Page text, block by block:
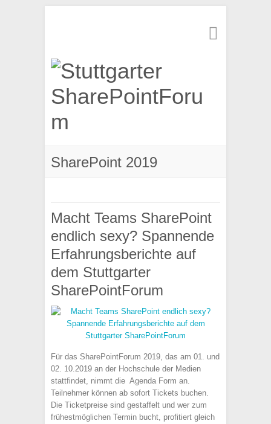
Suchen
SharePoint 2019
Macht Teams SharePoint
endlich sexy? Spannende
Erfahrungsberichte auf
dem Stuttgarter
SharePointForum
Für das SharePointForum 2019, das am 01. und
02. 10.2019 an der Hochschule der Medien
stattfindet, nimmt die Agenda Form an.
Teilnehmer können ab sofort Tickets buchen.
Die Ticketpreise sind gestaffelt und wer zum
frühestmöglichen Termin bucht, profitiert gleich